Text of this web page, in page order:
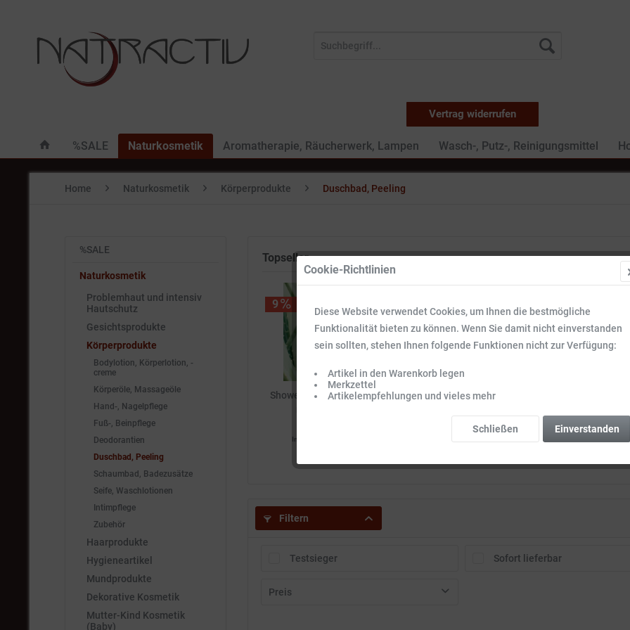
Vertrag widerrufen
%SALE Naturkosmetik Aromatherapie, Räucherwerk, Lampen Wasch-, Putz-, Reinigungsmittel
Home Naturkosmetik Körperprodukte Duschbad, Peeling
%SALE
Naturkosmetik
Problemhaut und intensiv
Hautschutz
Gesichtsprodukte
Körperprodukte
Bodylotion, Körperlotion, -
creme
Körperöle, Massageöle
Hand-, Nagelpflege
Fuß-, Beinpflege
Deodorantien
Duschbad, Peeling
Schaumbad, Badezusätze
Seife, Waschlotionen
Intimpflege
Zubehör
Haarprodukte
Hygieneartikel
Mundprodukte
Dekorative Kosmetik
Mutter-Kind Kosmetik
(Baby)
Topseller
9
Shower Gel Revitalizing 500
Inhalt
Festes Duschgel Wildrose 55
12
Speick
Filtern
Testsieger Sofort lieferbar
Preis
Cookie-Richtlinien
Diese Website verwendet Cookies, um Ihnen die bestmögliche
Funktionalität bieten zu können. Wenn Sie damit nicht einverstanden
sein sollten, stehen Ihnen folgende Funktionen nicht zur Verfügung:
Artikel in den Warenkorb legen
Merkzettel
Artikelempfehlungen und vieles mehr
Einverstanden
Schließen